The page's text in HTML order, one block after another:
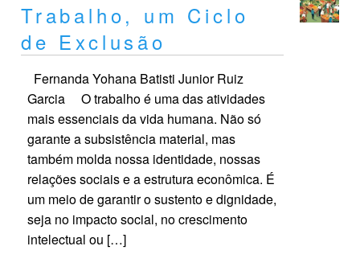
Trabalho, um Ciclo
de Exclusão
Fernanda Yohana Batisti Junior Ruiz
Garcia O trabalho é uma das atividades
mais essenciais da vida humana. Não só
garante a subsistência material, mas
também molda nossa identidade, nossas
relações sociais e a estrutura econômica. É
um meio de garantir o sustento e dignidade,
seja no impacto social, no crescimento
intelectual ou […]